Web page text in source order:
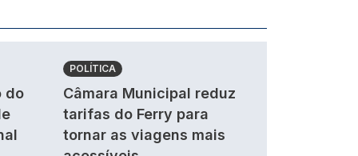
do
POLÍTICA
Câmara Municipal reduz
tarifas do Ferry para
tornar as viagens mais